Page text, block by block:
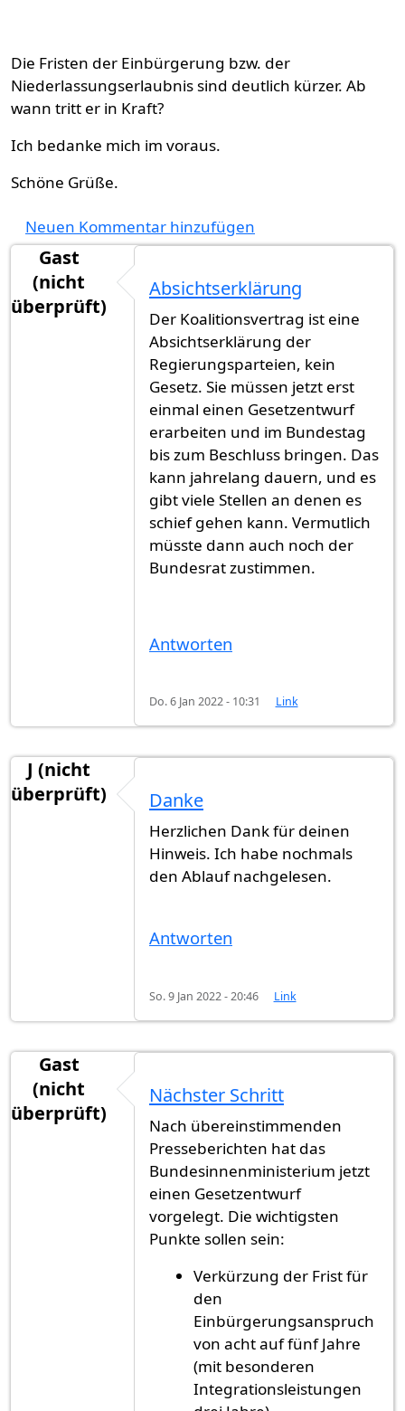
Die Fristen der Einbürgerung bzw. der
Niederlassungserlaubnis sind deutlich kürzer. Ab
wann tritt er in Kraft?
Ich bedanke mich im voraus.
Schöne Grüße.
Neuen Kommentar hinzufügen
Gast
(nicht
überprüft)
Absichtserklärung
Der Koalitionsvertrag ist eine
Absichtserklärung der
Regierungsparteien, kein
Gesetz. Sie müssen jetzt erst
einmal einen Gesetzentwurf
erarbeiten und im Bundestag
bis zum Beschluss bringen. Das
kann jahrelang dauern, und es
gibt viele Stellen an denen es
schief gehen kann. Vermutlich
müsste dann auch noch der
Bundesrat zustimmen.
Antworten
Do. 6 Jan 2022 - 10:31 Link
J (nicht
überprüft)
Danke
Herzlichen Dank für deinen
Hinweis. Ich habe nochmals
den Ablauf nachgelesen.
Antworten
So. 9 Jan 2022 - 20:46 Link
Gast
(nicht
überprüft)
Nächster Schritt
Nach übereinstimmenden
Presseberichten hat das
Bundesinnenministerium jetzt
einen Gesetzentwurf
vorgelegt. Die wichtigsten
Punkte sollen sein:
Verkürzung der Frist für
den
Einbürgerungsanspruch
von acht auf fünf Jahre
(mit besonderen
Integrationsleistungen